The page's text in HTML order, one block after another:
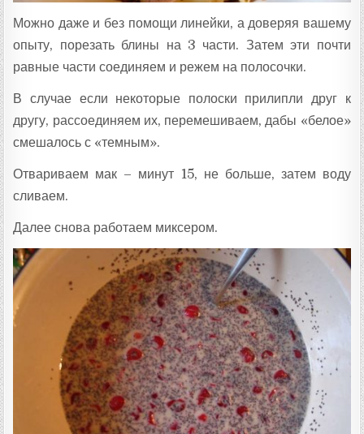
Можно даже и без помощи линейки, а доверяя вашему
опыту, порезать блины на 3 части. Затем эти почти
равные части соединяем и режем на полосочки.
В случае если некоторые полоски прилипли друг к
другу, рассоединяем их, перемешиваем, дабы «белое»
смешалось с «темным».
Отвариваем мак – минут 15, не больше, затем воду
сливаем.
Далее снова работаем миксером.